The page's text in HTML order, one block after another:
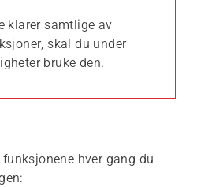
klarer samtlige av
skal du under
bruke den.
hver gang du